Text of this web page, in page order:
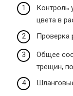
Контроль
цвета в
Проверка
Общее
трещин,